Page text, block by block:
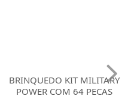
BRINQUEDO KIT MILITARY
POWER COM 64 PECAS